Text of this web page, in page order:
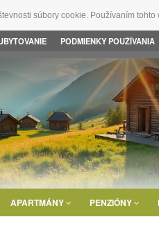
súbory cookie. Používaním
PODMIENKY POUŽÍVANIA
APARTMÁNY PENZIÓNY